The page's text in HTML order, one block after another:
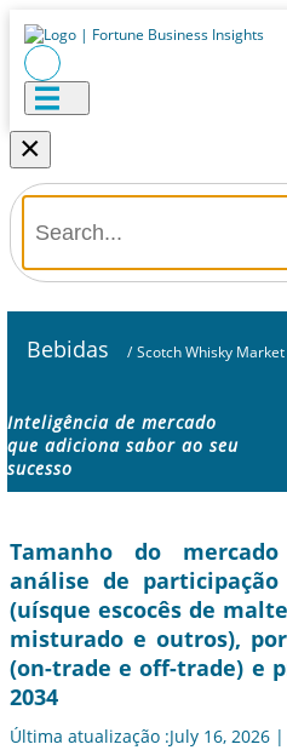
×
Bebidas / Scotch Whisky Market
Inteligência de mercado
que adiciona sabor ao seu
sucesso
Tamanho do
análise de
(uísque escocês de
misturado e outros),
(on-trade e off-trade) e
2034
Última atualização :July 16, 2026